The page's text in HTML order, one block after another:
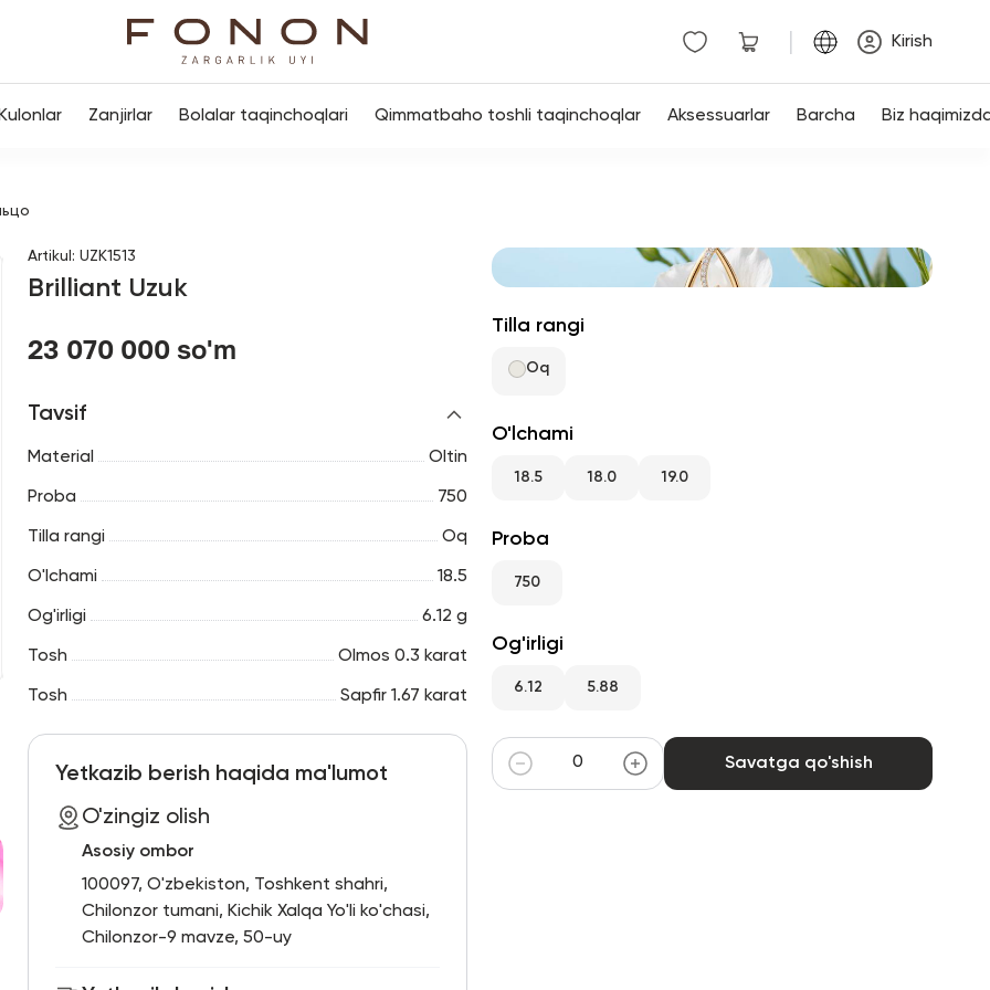
Kirish
Kulonlar Zanjirlar Bolalar taqinchoqlari Qimmatbaho toshli taqinchoqlar Aksessuarlar Barcha Biz
Artikul : UZK1513
Brilliant Uzuk
23 070 000 so'm
Tavsif
Material Oltin
Proba 750
Tilla rangi Oq
O'lchami 18.5
Og'irligi 6.12 g
Tosh Olmos 0.3 karat
Tosh Sapfir 1.67 karat
Yetkazib berish haqida ma'lumot
O'zingiz olish
Asosiy ombor
100097, O'zbekiston, Toshkent shahri,
Chilonzor tumani, Kichik Xalqa Yo'li ko'chasi,
Chilonzor-9 mavze, 50-uy
Tilla rangi
Oq
O'lchami
18.5 18.0 19.0
Proba
750
Og'irligi
6.12 5.88
Savatga qo'shish